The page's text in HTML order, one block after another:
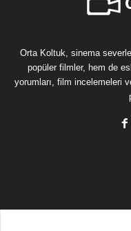
Orta Koltuk, sinema
popüler filmler, hem de
yorumları, film incelemeleri